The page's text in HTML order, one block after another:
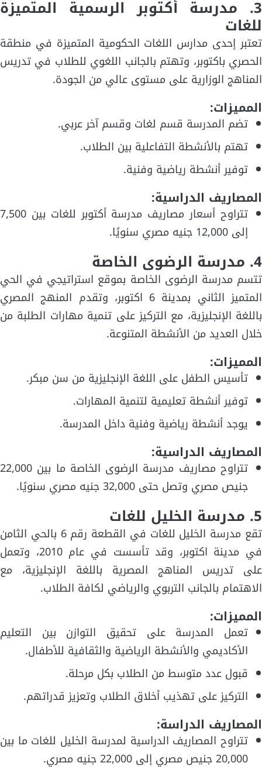
3. مدرسة أكتوبر الرسمية المتميزة
للغات
تعتبر إحدى مدارس اللغات الحكومية المتميزة في منطقة
الحصري باكتوبر، وتهتم بالجانب اللغوي للطلاب في تدريس
المناهج الوزارية على مستوى عالي من الجودة.
المميزات:
تضم المدرسة قسم لغات وقسم آخر عربي.
تهتم بالأنشطة التفاعلية بين الطلاب.
توفير أنشطة رياضية وفنية.
المصاريف الدراسية:
تتراوح أسعار مصاريف مدرسة أكتوبر للغات بين 7,500
إلى 12,000 جنيه مصري سنويًا.
4. مدرسة الرضوى الخاصة
تتسم مدرسة الرضوى الخاصة بموقع استراتيجي في الحي
المتميز الثاني بمدينة 6 اكتوبر، وتقدم المنهج المصري
باللغة الإنجليزية، مع التركيز على تنمية مهارات الطلبة من
خلال العديد من الأنشطة المتنوعة.
المميزات:
تأسيس الطفل على اللغة الإنجليزية من سن مبكر.
توفير أنشطة تعليمية لتنمية المهارات.
يوجد أنشطة رياضية وفنية داخل المدرسة.
المصاريف الدراسية:
تتراوح مصاريف مدرسة الرضوى الخاصة ما بين 22,000
جنيص مصري وتصل حتى 32,000 جنيه مصري سنويًا.
5. مدرسة الخليل للغات
تقع مدرسة الخليل للغات في القطعة رقم 6 بالحي الثامن
في مدينة اكتوبر، وقد تأسست في عام 2010، وتعمل
على تدريس المناهج المصرية باللغة الإنجليزية، مع
الاهتمام بالجانب التربوي والرياضي لكافة الطلاب.
المميزات:
تعمل المدرسة على تحقيق التوازن بين التعليم
الأكاديمي والأنشطة الرياضية والثقافية للأطفال.
قبول عدد متوسط من الطلاب بكل مرحلة.
التركيز على تهذيب أخلاق الطلاب وتعزيز قدراتهم.
المصاريف الدراسة:
تتراوح المصاريف الدراسية لمدرسة الخليل للغات ما بين
20,000 جنيص مصري إلى 22,000 جنيه مصري.